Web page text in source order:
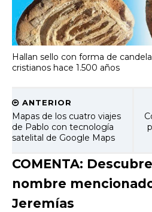
Hallan sello con forma de
cristianos hace 1.500 años
ANTERIOR
Mapas de los cuatro viajes
de Pablo con tecnología
satelital de Google Maps
COMENTA:
nombre
Jeremías